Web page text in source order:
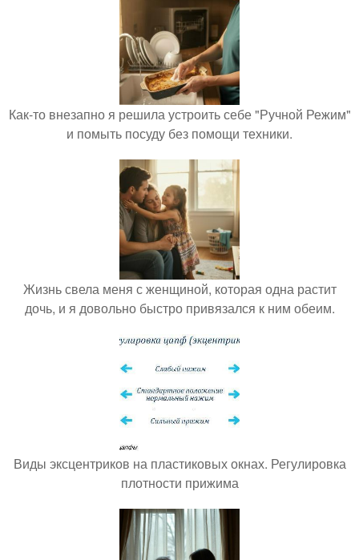
Как-то внезапно я решила устроить себе "Ручной Режим"
и помыть посуду без помощи техники.
Жизнь свела меня с женщиной, которая одна растит
дочь, и я довольно быстро привязался к ним обеим.
Виды эксцентриков на пластиковых окнах. Регулировка
плотности прижима